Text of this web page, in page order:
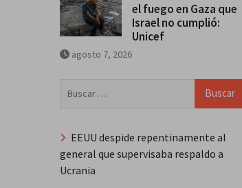
el fuego en Gaza que
Israel no cumplió:
Unicef
agosto 7, 2026
EEUU despide repentinamente al
general que supervisaba respaldo a
Ucrania